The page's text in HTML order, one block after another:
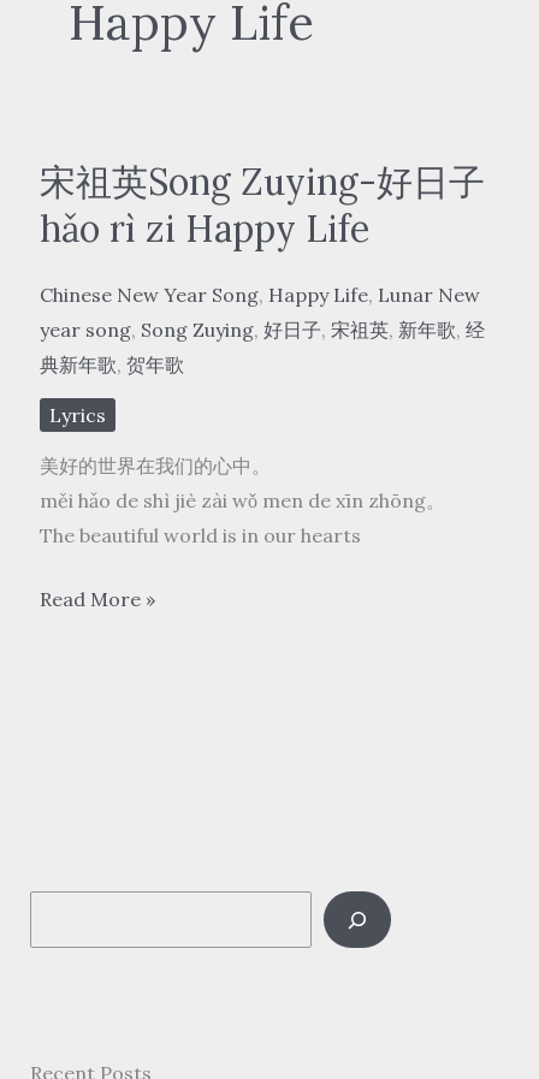
Happy Life
宋祖英Song Zuying-好日子
hǎo rì zi Happy Life
Chinese New Year Song, Happy Life, Lunar New
year song, Song Zuying, 好日子, 宋祖英, 新年歌, 经
典新年歌, 贺年歌
Lyrics
美好的世界在我们的心中。
měi hǎo de shì jiè zài wǒ men de xīn zhōng。
The beautiful world is in our hearts
宋
zi
Read More »
e
c
Recent Posts